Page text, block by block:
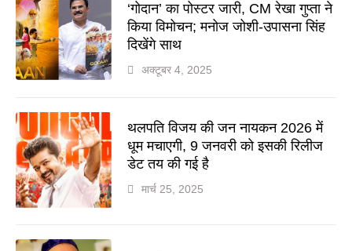
‘गोदान’ का पोस्टर जारी, CM रेखा गुप्ता ने
किया विमोचन; मनोज जोशी-उपासना सिंह
दिखेंगे साथ
अक्टूबर 4, 2025
थलपति विजय की जन नायकन 2026 में
धूम मचाएगी, 9 जनवरी को इसकी रिलीज
डेट तय की गई है
मार्च 25, 2025